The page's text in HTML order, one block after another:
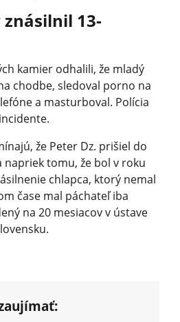
13-
kamier odhalili, že mladý
chodbe, sledoval porno na
a masturboval. Polícia
že Peter Dz. prišiel do
napriek tomu, že bol v roku
chlapca, ktorý nemal
čase mal páchateľ iba
na 20 mesiacov v ústave